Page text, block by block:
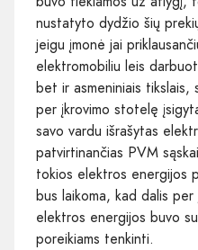
nustatyto dydžio šių
jeigu įmonė jai
elektromobiliu leis
bet ir asmeniniais tikslais,
per įkrovimo stotelę
savo vardu išrašytas
patvirtinančias PVM
tokios elektros energijos
bus laikoma, kad dalis
elektros energijos buvo
poreikiams tenkinti.